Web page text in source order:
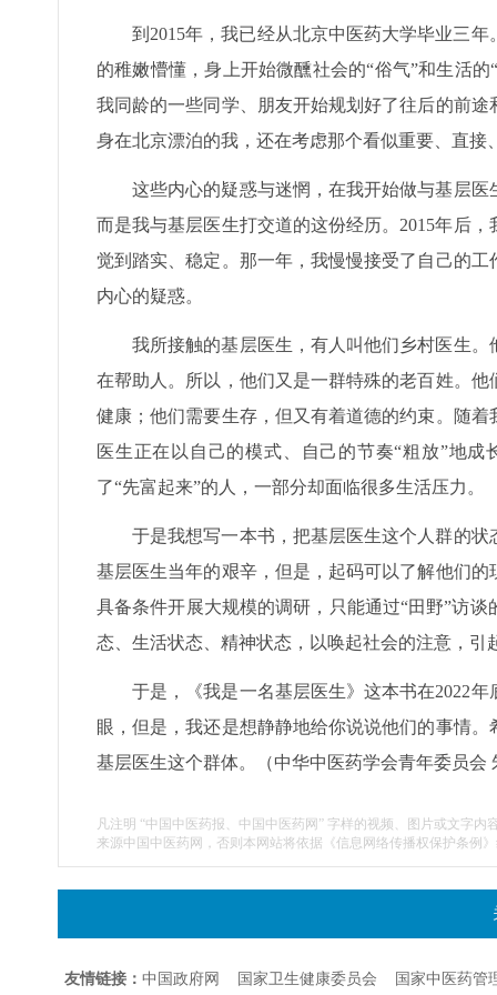
到2015年，我已经从北京中医药大学毕业三
的稚嫩懵懂，身上开始微醺社会的“俗气”和生活
我同龄的一些同学、朋友开始规划好了往后的前
身在北京漂泊的我，还在考虑那个看似重要、直
这些内心的疑惑与迷惘，在我开始做与基层
而是我与基层医生打交道的这份经历。2015年后
觉到踏实、稳定。那一年，我慢慢接受了自己的
内心的疑惑。
我所接触的基层医生，有人叫他们乡村医生
在帮助人。所以，他们又是一群特殊的老百姓。
健康；他们需要生存，但又有着道德的约束。随
医生正在以自己的模式、自己的节奏“粗放”地
了“先富起来”的人，一部分却面临很多生活压力。
于是我想写一本书，把基层医生这个人群的
基层医生当年的艰辛，但是，起码可以了解他们
具备条件开展大规模的调研，只能通过“田野”访
态、生活状态、精神状态，以唤起社会的注意，引
于是，《我是一名基层医生》这本书在2022
眼，但是，我还是想静静地给你说说他们的事情
基层医生这个群体。（中华中医药学会青年委员会
凡注明 “中国中医药报、中国中医药网” 字样的视频、图片或文字
来源中国中医药网，否则本网站将依据《信息网络传播权保护条例
友情链接： 中国政府网 国家卫生健康委员会 国家中医药管